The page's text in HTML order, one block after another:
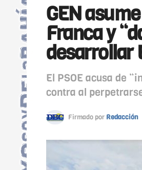
GEN
Franca y
desarrollar
El PSOE acusa de
contra al
Firmado por Redacción